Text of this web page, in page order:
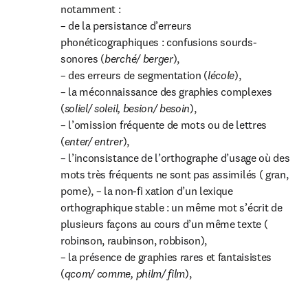
notamment :
– de la persistance d’erreurs
phonéticographiques : confusions sourds-
sonores (berché/ berger),
– des erreurs de segmentation (lécole),
– la méconnaissance des graphies complexes
(soliel/ soleil, besion/ besoin),
– l’omission fréquente de mots ou de lettres
(enter/ entrer),
– l’inconsistance de l’orthographe d’usage où des
mots très fréquents ne sont pas assimilés ( gran,
pome), – la non-fi xation d’un lexique
orthographique stable : un même mot s’écrit de
plusieurs façons au cours d’un même texte (
robinson, raubinson, robbison),
– la présence de graphies rares et fantaisistes
(qcom/ comme, philm/ film),